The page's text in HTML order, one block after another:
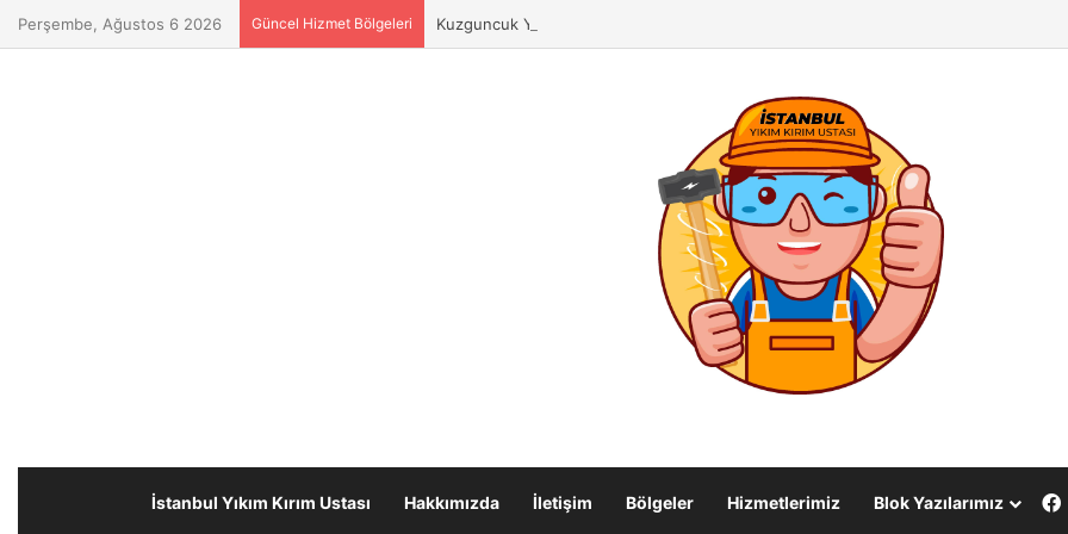
Perşembe, Ağustos 6 2026 Güncel Hizmet Bölgeleri Kuzguncuk Yıkım Kırım İşleri& Duvar Yıkma Ustası
İstanbul Yıkım Kırım Ustası Hakkımızda İletişim Bölgeler Hizmetlerimiz Blok Yazılarımız